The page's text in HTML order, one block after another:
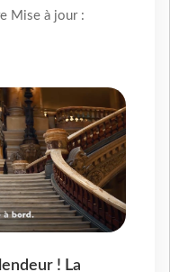
Mise à jour :
! La